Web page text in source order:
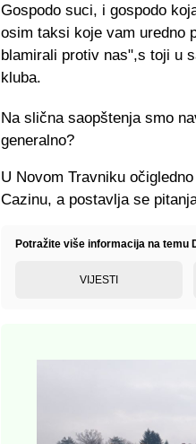
Gospodo suci, i gospodo
osim taksi koje vam uredno
blamirali protiv nas",s toji u
kluba.
Na slična saopštenja smo
generalno?
U Novom Travniku
Cazinu, a postavlja se
Potražite više informacija na temu
VIJESTI